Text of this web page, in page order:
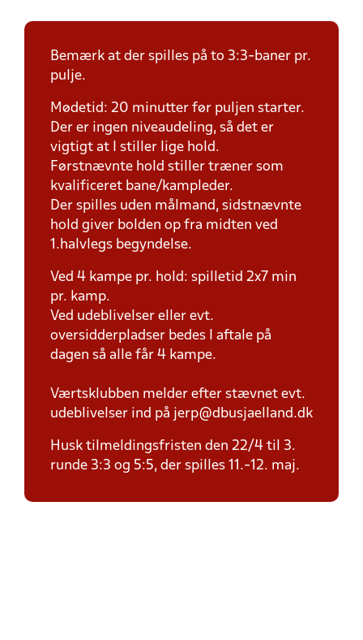
Bemærk at der spilles på to 3:3-baner pr.
pulje.
Mødetid: 20 minutter før puljen starter.
Der er ingen niveaudeling, så det er
vigtigt at I stiller lige hold.
Førstnævnte hold stiller træner som
kvalificeret bane/kampleder.
Der spilles uden målmand, sidstnævnte
hold giver bolden op fra midten ved
1.halvlegs begyndelse.
Ved 4 kampe pr. hold: spilletid 2x7 min
pr. kamp.
Ved udeblivelser eller evt.
oversidderpladser bedes I aftale på
dagen så alle får 4 kampe.
Værtsklubben melder efter stævnet evt.
udeblivelser ind på jerp@dbusjaelland.dk
Husk tilmeldingsfristen den 22/4 til 3.
runde 3:3 og 5:5, der spilles 11.-12. maj.